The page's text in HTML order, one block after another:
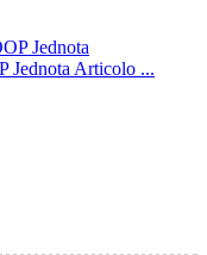
Jednota Articolo ...